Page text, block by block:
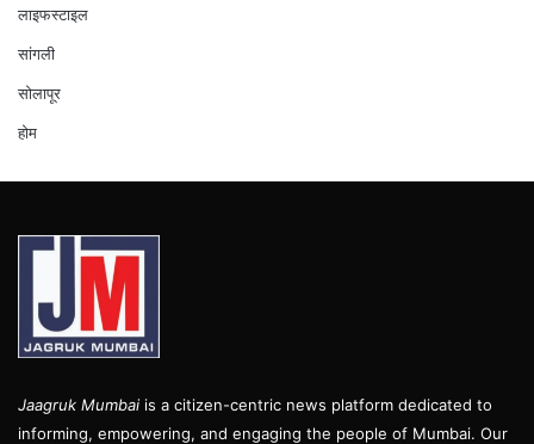
लाइफस्टाइल
सांगली
सोलापूर
होम
Jaagruk Mumbai is a citizen-centric news platform dedicated to
informing, empowering, and engaging the people of Mumbai. Our